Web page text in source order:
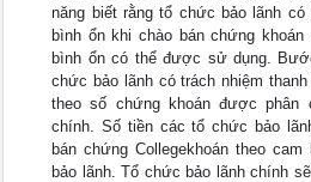
năng biết rằng tổ chức bảo lãnh
bình ổn khi chào bán chứng
bình ổn có thể được sử dụng.
chức bảo lãnh có trách nhiệm
theo số chứng khoán được phân
chính. Số tiền các tổ chức bảo
bán chứng Collegekhoán theo
bảo lãnh. Tổ chức bảo lãnh chính